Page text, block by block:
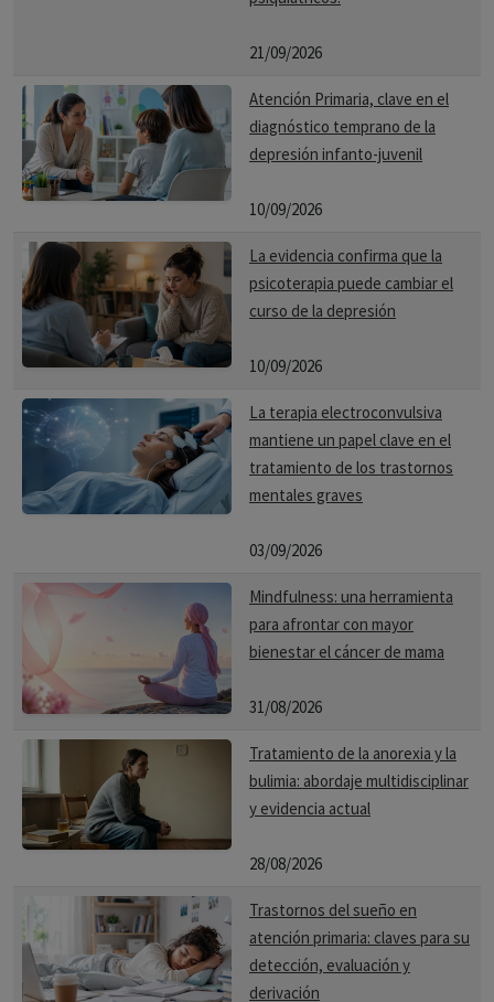
21/09/2026
Atención Primaria, clave en el
diagnóstico temprano de la
depresión infanto-juvenil
10/09/2026
La evidencia confirma que la
psicoterapia puede cambiar el
curso de la depresión
10/09/2026
La terapia electroconvulsiva
mantiene un papel clave en el
tratamiento de los trastornos
mentales graves
03/09/2026
Mindfulness: una herramienta
para afrontar con mayor
bienestar el cáncer de mama
31/08/2026
Tratamiento de la anorexia y la
bulimia: abordaje multidisciplinar
y evidencia actual
28/08/2026
Trastornos del sueño en
atención primaria: claves para su
detección, evaluación y
derivación